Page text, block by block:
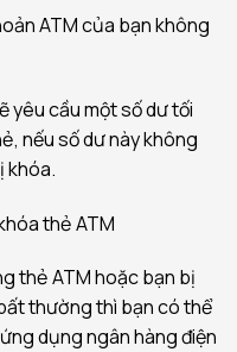
ATM của bạn không
yêu cầu một số dư tối
nếu số dư này không
khóa.
thẻ ATM
thẻ ATM hoặc bạn bị
thường thì bạn có thể
dụng ngân hàng điện